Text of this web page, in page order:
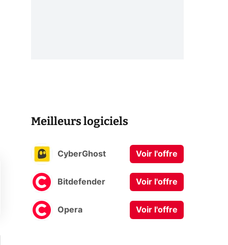
Meilleurs logiciels
CyberGhost Voir l'offre
Bitdefender Voir l'offre
Opera Voir l'offre